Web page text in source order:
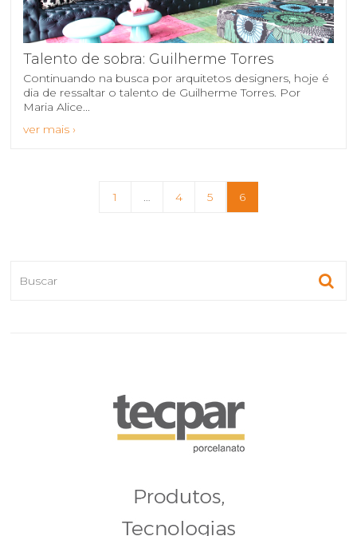
Talento de sobra: Guilherme Torres
Continuando na busca por arquitetos designers, hoje é
dia de ressaltar o talento de Guilherme Torres. Por
Maria Alice...
ver mais ›
1 … 4 5 6